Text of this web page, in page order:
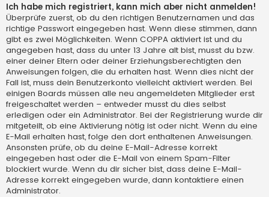
Ich habe mich registriert, kann mich aber nicht anmelden!
Überprüfe zuerst, ob du den richtigen Benutzernamen und das
richtige Passwort eingegeben hast. Wenn diese stimmen, dann
gibt es zwei Möglichkeiten. Wenn COPPA aktiviert ist und du
angegeben hast, dass du unter 13 Jahre alt bist, musst du bzw.
einer deiner Eltern oder deiner Erziehungsberechtigten den
Anweisungen folgen, die du erhalten hast. Wenn dies nicht der
Fall ist, muss dein Benutzerkonto vielleicht aktiviert werden. Bei
einigen Boards müssen alle neu angemeldeten Mitglieder erst
freigeschaltet werden – entweder musst du dies selbst
erledigen oder ein Administrator. Bei der Registrierung wurde dir
mitgeteilt, ob eine Aktivierung nötig ist oder nicht. Wenn du eine
E-Mail erhalten hast, folge den dort enthaltenen Anweisungen.
Ansonsten prüfe, ob du deine E-Mail-Adresse korrekt
eingegeben hast oder die E-Mail von einem Spam-Filter
blockiert wurde. Wenn du dir sicher bist, dass deine E-Mail-
Adresse korrekt eingegeben wurde, dann kontaktiere einen
Administrator.